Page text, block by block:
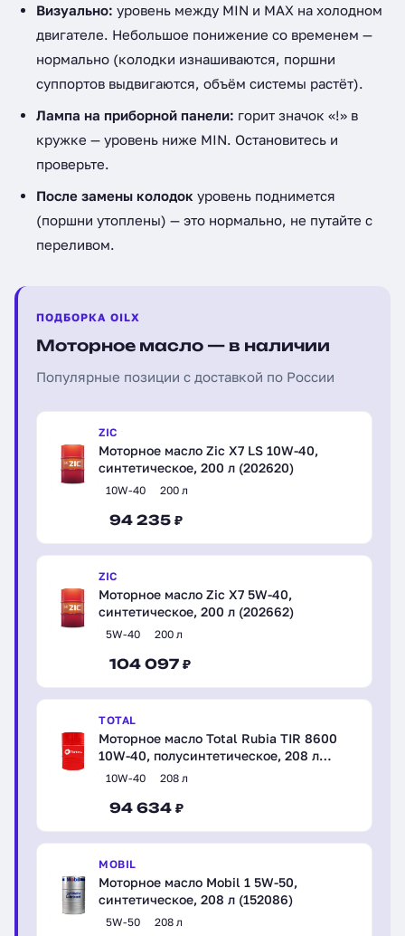
Визуально: уровень между MIN и MAX на холодном
двигателе. Небольшое понижение со временем —
нормально (колодки изнашиваются, поршни
суппортов выдвигаются, объём системы растёт).
Лампа на приборной панели: горит значок «!» в
кружке — уровень ниже MIN. Остановитесь и
проверьте.
После замены колодок уровень поднимется
(поршни утоплены) — это нормально, не путайте с
переливом.
ПОДБОРКА OILX
Моторное масло — в наличии
Популярные позиции с доставкой по России
ZIC
Моторное масло Zic X7 LS 10W-40,
синтетическое, 200 л (202620)
10W-40 200 л
94 235 ₽
ZIC
Моторное масло Zic X7 5W-40,
синтетическое, 200 л (202662)
5W-40 200 л
104 097 ₽
TOTAL
Моторное масло Total Rubia TIR 8600
10W-40, полусинтетическое, 208 л
(110800)
10W-40 208 л
94 634 ₽
MOBIL
Моторное масло Mobil 1 5W-50,
синтетическое, 208 л (152086)
5W-50 208 л